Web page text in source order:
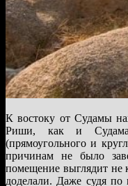
К востоку от Судамы
Риши, как и
(прямоугольного и
причинам не было
помещение выглядит не
доделали. Даже судя по